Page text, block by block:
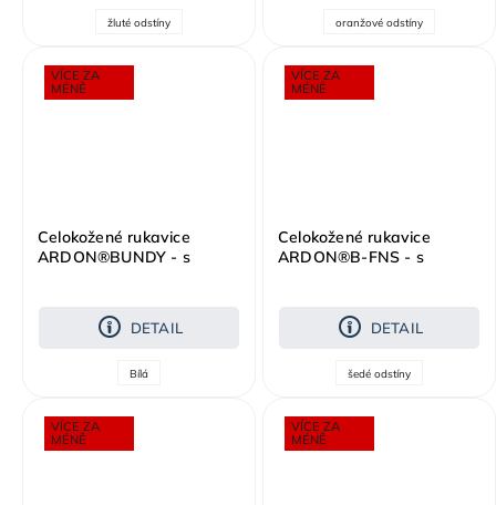
žluté odstíny oranžové odstíny
VÍCE ZA
MÉNĚ
Celokožené rukavice
ARDON®BUNDY - s
DETAIL
Bílá
VÍCE ZA
MÉNĚ
Celokožené rukavice
ARDON®B-FNS - s
DETAIL
šedé odstíny
VÍCE ZA
MÉNĚ
VÍCE ZA
MÉNĚ